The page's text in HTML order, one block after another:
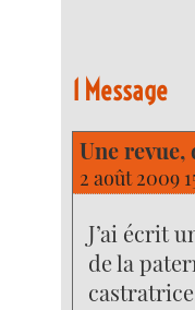
1 Message
Une revue,
2 août 2009
J’ai écrit
de la